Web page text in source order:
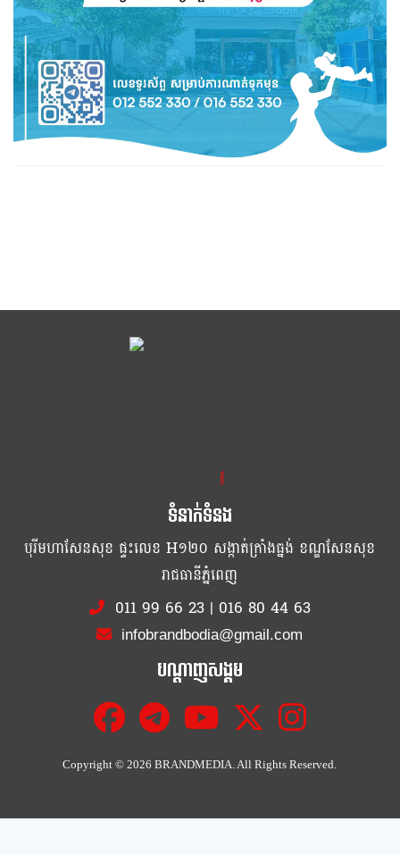
ខ្លឹម ខ្លី រហ័ស
ទំនាក់ទំនង
បុរីមហាសែនសុខ ផ្ទះលេខ H១២០ សង្កាត់ក្រាំងធ្នង់ ខណ្ឌសែនសុខ
រាជធានីភ្នំពេញ
011 99 66 23| 016 80 44 63
infobrandbodia@gmail.com
បណ្ដាញសង្គម
Copyright ©2026 BRANDMEDIA. All Rights Reserved.